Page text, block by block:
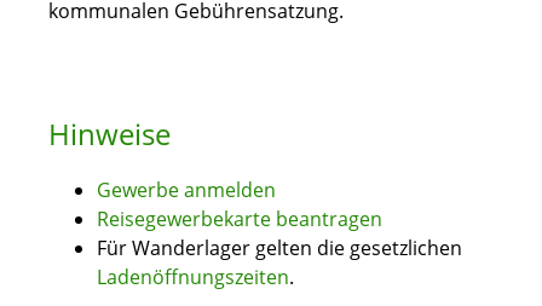
kommunalen Gebührensatzung.
Hinweise
Gewerbe anmelden
Reisegewerbekarte beantragen
Für Wanderlager gelten die gesetzlichen
Ladenöffnungszeiten.